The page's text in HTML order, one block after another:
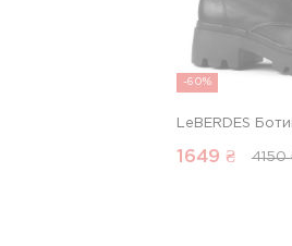
-60%
LeBERDES
1649 ₴ 4150